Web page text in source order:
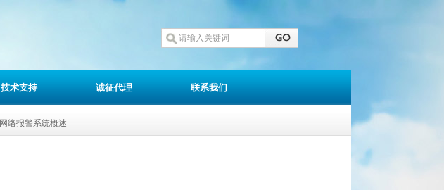
技术支持 诚征代理 联系我们
网络报警系统概述